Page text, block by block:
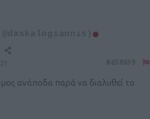
ανάποδα παρά να διαλυθεί το